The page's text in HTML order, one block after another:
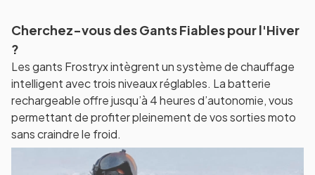
Cherchez-vous des Gants Fiables pour l'Hiver
?
Les gants Frostryx intègrent un système de chauffage
intelligent avec trois niveaux réglables. La batterie
rechargeable offre jusqu’à 4 heures d’autonomie, vous
permettant de profiter pleinement de vos sorties moto
sans craindre le froid.